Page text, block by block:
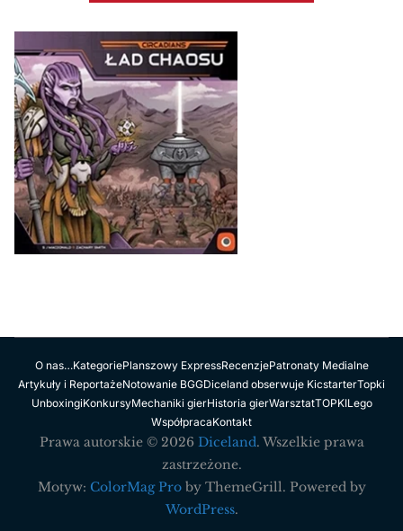
O nas…KategoriePlanszowy ExpressRecenzjePatronaty Medialne
Artykuły i ReportażeNotowanie BGGDiceland obserwuje KicstarterTopki
UnboxingiKonkursyMechaniki gierHistoria gierWarsztatTOPKILego
WspółpracaKontakt
Prawa autorskie © 2026 Diceland. Wszelkie prawa
zastrzeżone.
Motyw: ColorMag Proby ThemeGrill. Powered by
WordPress.